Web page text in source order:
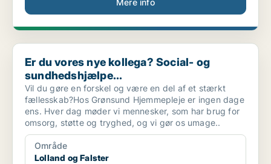
Mere info
Er du vores nye kollega? Social- og sundhedshjælpe...
Er du vores nye kollega? Social- og
sundhedshjælpe...
Vil du gøre en forskel og være en del af et stærkt
fællesskab?Hos Grønsund Hjemmepleje er ingen dage
ens. Hver dag møder vi mennesker, som har brug for
omsorg, støtte og tryghed, og vi gør os umage..
Område
Lolland og Falster